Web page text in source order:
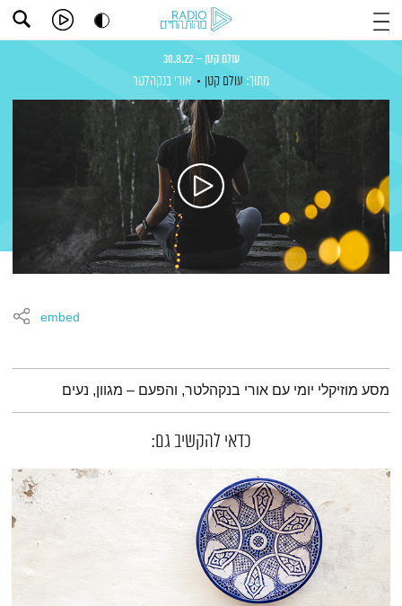
עולם קטן – 30.8.22
מתוך: עולם קטן אורי בנקהלטר
embed
תמצית הפודקאסט
מסע מוזיקלי יומי עם אורי בנקהלטר, והפעם – מגוון, נעים
כדאי להקשיב גם: